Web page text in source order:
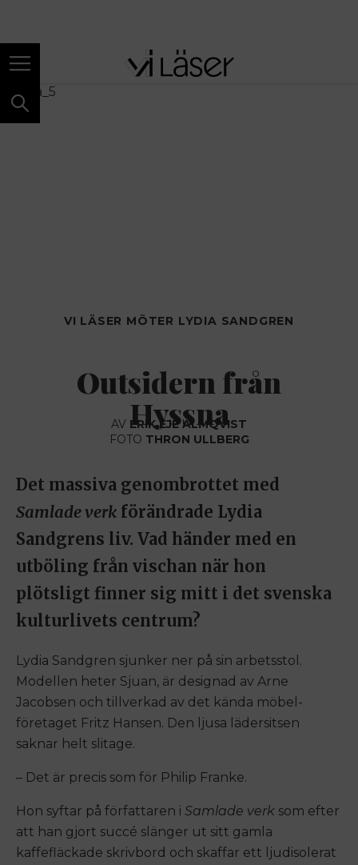
VI LÄSER MÖTER LYDIA SANDGREN
Outsidern från
Hyssna
AV ERIK EJE ALMQVIST
FOTO THRON ULLBERG
Det massiva genombrottet med
Samlade verk förändrade Lydia
Sandgrens liv. Vad händer med en
utböling från vischan när hon
plötsligt finner sig mitt i det svenska
kulturlivets centrum?
Lydia Sandgren sjunker ner på sin arbetsstol.
Modellen heter Sjuan, är designad av Arne
Jacobsen och tillverkad av det kända möbel-
företaget Fritz Hansen. Den ljusa lädersitsen
saknar helt slitage.
– Det är precis som för Philip Franke.
Hon syftar på författaren i Samlade verk som efter
att han gjort succé slänger ut sitt gamla
kaffefläckade skrivbord och skaffar ett ljudisolerat